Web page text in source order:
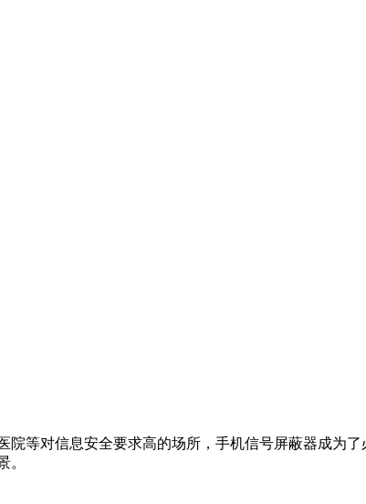
等对信息安全要求高的场所，手机信号屏蔽器成为
。